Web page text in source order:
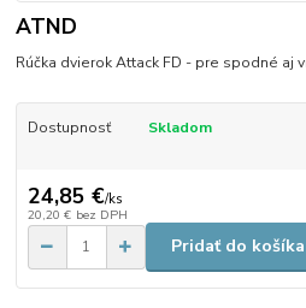
ATND
Rúčka dvierok Attack FD - pre spodné aj
Dostupnosť Skladom
24,85 €/ks
20,20 € bez DPH
Pridať do košíka